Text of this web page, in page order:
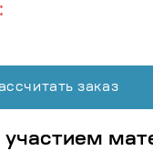
заказ